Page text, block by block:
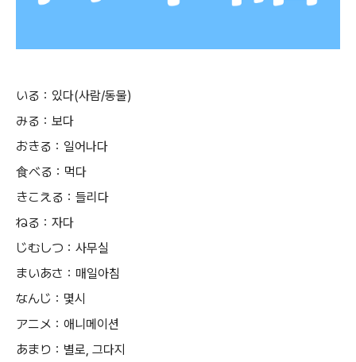
いる：있다(사람/동물)
みる：보다
おきる：일어나다
食べる：먹다
きこえる：들리다
ねる：자다
じむしつ：사무실
まいあさ：매일아침
なんじ：몇시
アニメ：애니메이션
あまり：별로, 그다지